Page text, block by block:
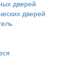
дверей
дверей